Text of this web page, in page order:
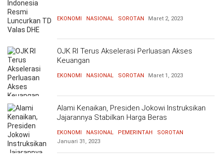
DAERAH
OPINI
OLAHRAGA
HIBURAN
BERITABARU.CO
KABARBARU.CO
SERIKATNEWS.COM
PEWARTANUSANTARA.COM
LANGGAR.CO
JOBNAS.COM
SURAU.CO
REDAKSI
TENTANG
KAMI
KERJASAMA
PEDOMAN
MEDIA
CYBER
EKONOMI NASIONAL SOROTAN Maret 2, 2023
OJK RI Terus Akselerasi Perluasan Akses
Keuangan
EKONOMI NASIONAL SOROTAN Maret 1, 2023
Alami Kenaikan, Presiden Jokowi Instruksikan
Jajarannya Stabilkan Harga Beras
EKONOMI NASIONAL PEMERINTAH
SOROTAN
Januari 31, 2023